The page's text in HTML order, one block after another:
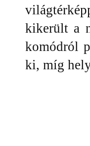
kikerült a
komódról
ki, míg